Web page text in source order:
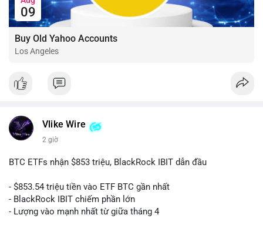
09
Buy Old Yahoo Accounts
Los Angeles
Vlike Wire
2 giờ
BTC ETFs nhận $853 triệu, BlackRock IBIT dẫn đầu
- $853.54 triệu tiền vào ETF BTC gần nhất
- BlackRock IBIT chiếm phần lớn
- Lượng vào mạnh nhất từ giữa tháng 4